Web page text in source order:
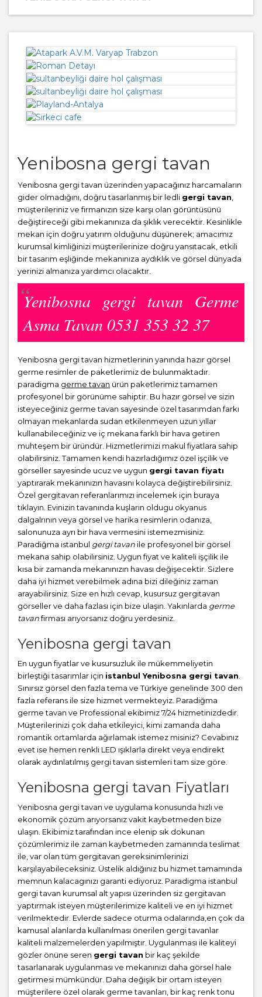
Yenibosna gergi tavan
Yenibosna gergi tavan üzerinden yapacağınız harcamaların
gider olmadığını, doğru tasarlanmış bir ledli gergi tavan
müşterileriniz ve firmanızın size karşı olan görüntüsünü
değiştireceği gibi mekanınıza da şıklık verecektir. Kesinlikle
mekan için doğru yatırım olduğunu düşünerek; amacımız
kurumsal kimliğinizi müşterilerinize doğru yansıtacak, etkili
bir tasarım eşliğinde mekanınıza aydıklık ve görsel dünyada
yerinizi almanıza yardımcı olacaktır.
Yenibosna gergi tavan Germe
Asma Tavan 0531 353 32 37
Yenibosna gergi tavan hizmetlerinin yanında hazır görsel
germe resimler de paketlerimiz de bulunmaktadır.
paradigma germe tavan ürün paketlerimiz tamamen
profesyonel bir görünüme sahiptir. Bu hazır görsel ve sizin
isteyeceğiniz germe tavan sayesinde özel tasarımdan farkı
olmayan mekanlarda sudan etkilenmeyen uzun yıllar
kullanabileceğiniz ve iç mekana farklı bir hava getiren
muhteşem bir üründür. Hizmetlerimizi makul fiyatlara sahip
olabilirsiniz. Tamamen kendi hazırladığımız özel işçilik ve
görseller sayesinde ucuz ve uygun gergi tavan fiyatı
yaptırarak mekanınızın havasını kolayca değiştirebilirsiniz.
Özel gergitavan referanlarımızı incelemek için buraya
tıklayın. Evinizin tavanında kuşların oldugu okyanus
dalgalrının veya görsel ve harika resimlerin odanıza,
salonunuza ayrı bir hava vermesini istemezmisiniz.
Paradiğma istanbul gergi tavan ile profesyonel bir görsel
mekana sahip olabilirsiniz. Uygun fiyat ve kaliteli işçilik ile
kısa bir zamanda mekanınızın havası değişecektir. Sizlere
daha iyi hizmet verebilmek adına bizi dileğiniz zaman
arayabilirsiniz. Size en hızlı cevap, kusursuz gergitavan
görseller ve daha fazlası için bize ulaşın. Yakınlarda germe
tavanfirması arıyorsanız doğru yerdesiniz.
Yenibosna gergi tavan
En uygun fiyatlar ve kusursuzluk ile mükemmeliyetin
birleştiği tasarımlar için istanbul Yenibosna gergi tavan
Sınırsız görsel den fazla tema ve Türkiye genelinde 300 den
fazla referans ile size hizmet vermekteyiz. Paradiğma
germe tavan ve Professional ekibimiz 7/24 hizmetinizdedir.
Müşterilerinizi çok daha etkileyici, kimi zamanda daha
romantik ortamlarda ağırlamak istemez misiniz? Cevabınız
evet ise hemen renkli LED ışıklarla direkt veya endirekt
olarak aydınlatılmış gergi tavan sistemleri tam size göre.
Yenibosna gergi tavan Fiyatları
Yenibosna gergi tavan ve uygulama konusunda hızlı ve
ekonomik çözüm arıyorsanız vakit kaybetmeden bize
ulaşın. Ekibimiz tarafından ince elenip sık dokunan
çözümlerimiz ile zaman kaybetmeden zamanında teslimat
ile, var olan tüm gergitavan gereksinimlerinizi
karşılayabileceksiniz. Üstelik aldığınız bu hizmet tamamında
memnun kalacagınızı garanti ediyoruz. Paradigma istanbul
gergi tavan kurumsal alt yapısı üzerinden siz gergitavan
yaptırmak isteyen müşterilerimize kaliteli ve en iyi hizmet
verilmektedir. Evlerde sadece oturma odalarında,en çok da
kamusal alanlarda kullanılması önerilen gergi tavanlar
kaliteli malzemelerden yapılmıştır. Uygulanması ile kaliteyi
gözler önüne seren gergi tavan bir kaç şekilde
tasarlanarak uygulanması ve mekanınızı daha görsel hale
getirmesi mümkündür. Daha değişik bir ortam isteyen
müşterilere özel olarak germe tavanları, bir kaç renk tonu